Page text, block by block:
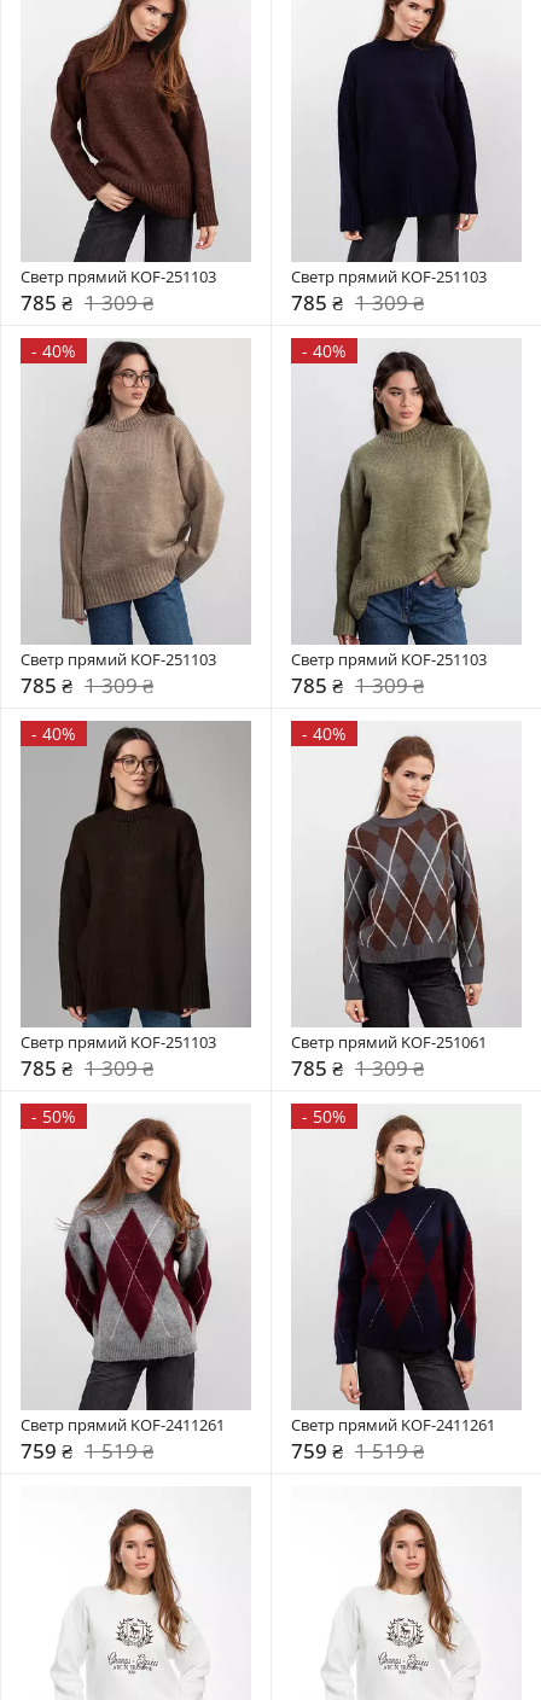
Светр прямий KOF-251103
785 ₴ 1 309 ₴
Светр прямий KOF-251103
785 ₴ 1 309 ₴
- 40%
Светр прямий KOF-251103
785 ₴ 1 309 ₴
- 40%
Светр прямий KOF-251103
785 ₴ 1 309 ₴
- 40%
Светр прямий KOF-251103
785 ₴ 1 309 ₴
- 40%
Светр прямий KOF-251061
785 ₴ 1 309 ₴
- 50%
Светр прямий KOF-2411261
759 ₴ 1 519 ₴
- 50%
Светр прямий KOF-2411261
759 ₴ 1 519 ₴